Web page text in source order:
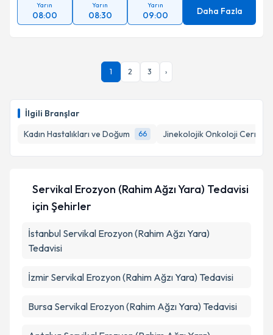
İlgili Branşlar
Kadın Hastalıkları ve Doğum
66 Jinekolojik Onkoloji
Yarın
08:00
Yarın
08:30
Yarın
09:00 Daha Fazla
1 2 3 ›
Servikal Erozyon (Rahim Ağzı Yara) Tedavisi
için Şehirler
İstanbul Servikal Erozyon (Rahim Ağzı Yara)
Tedavisi
İzmir Servikal Erozyon (Rahim Ağzı Yara) Tedavisi
Bursa Servikal Erozyon (Rahim Ağzı Yara) Tedavisi